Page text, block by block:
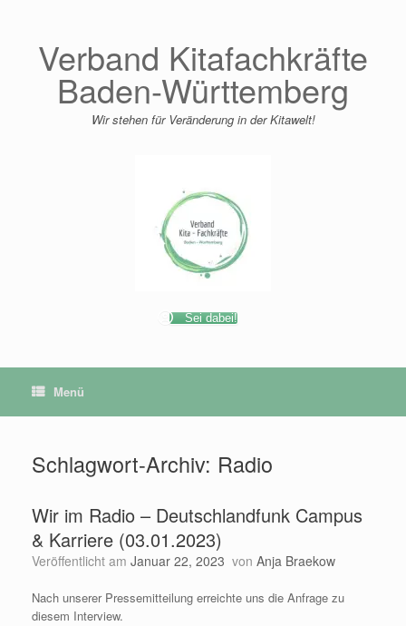
Verband Kitafachkräfte
Baden-Württemberg
Wir stehen für Veränderung in der Kitawelt!
Sei dabei!
Menü
Schlagwort-Archiv: Radio
Wir im Radio – Deutschlandfunk Campus
& Karriere (03.01.2023)
Veröffentlicht am Januar 22, 2023 von Anja Braekow
Nach unserer Pressemitteilung erreichte uns die Anfrage zu
diesem Interview.